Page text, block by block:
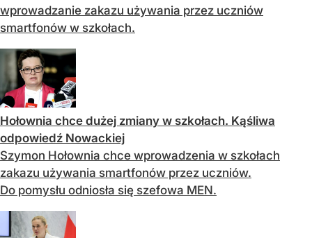
wprowadzanie zakazu używania przez uczniów
smartfonów w szkołach.
Hołownia chce dużej zmiany w szkołach. Kąśliwa
odpowiedź Nowackiej
Szymon Hołownia chce wprowadzenia w szkołach
zakazu używania smartfonów przez uczniów.
Do pomysłu odniosła się szefowa MEN.